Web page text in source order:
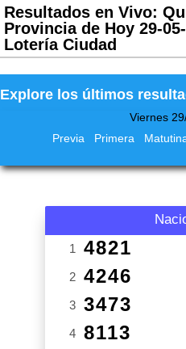
Resultados en Vivo:
Provincia de Hoy 29-
Lotería Ciudad
Explore los últimos
Viernes
Previa
Primera
1 4821
2 4246
3 3473
4 8113